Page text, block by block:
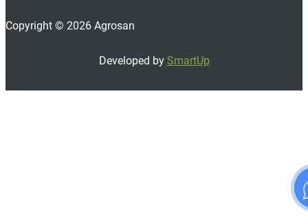
Copyright © 2026 Agrosan
Developed by SmartUp